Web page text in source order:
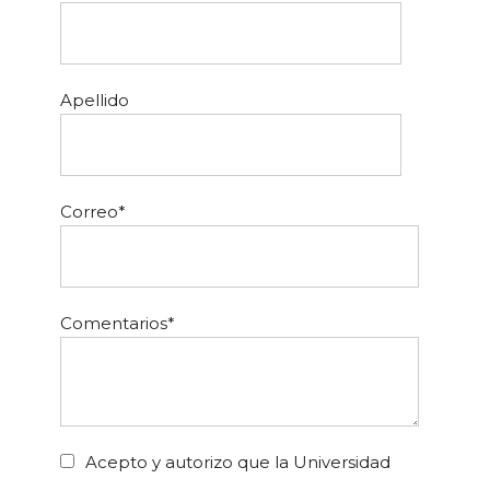
Apellido
Correo*
Comentarios*
Acepto y autorizo que la Universidad